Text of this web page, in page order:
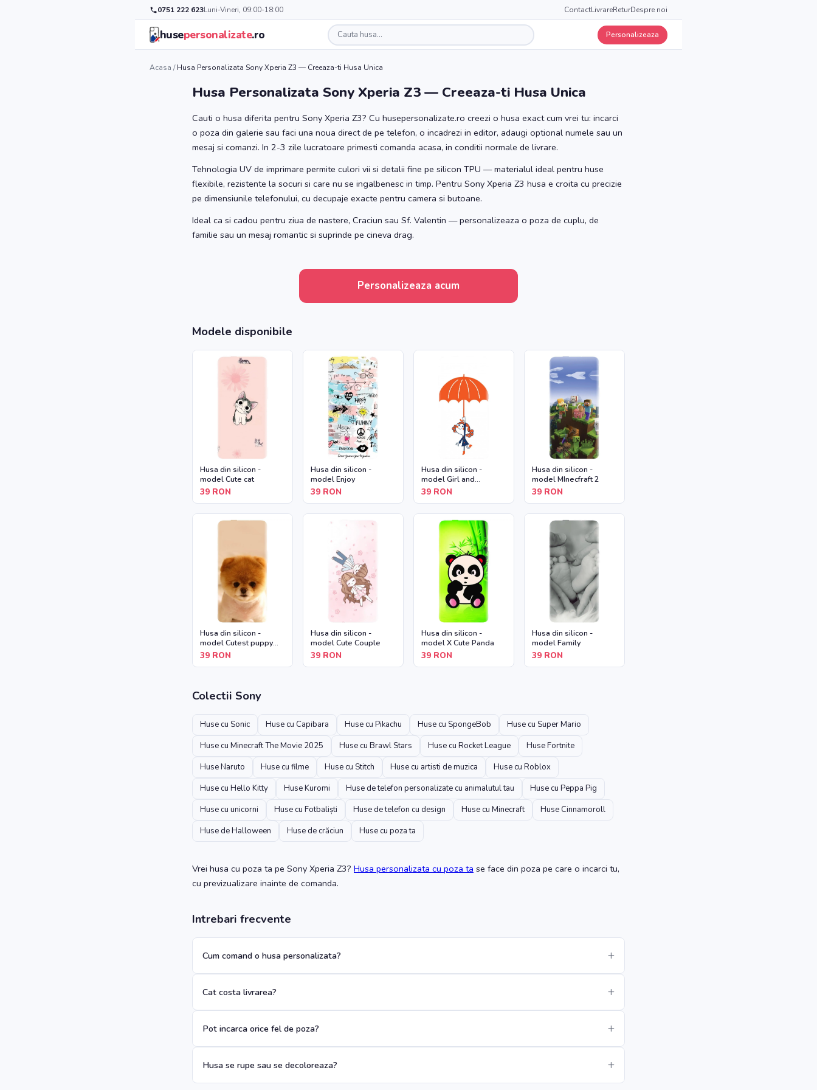
0751 222 623Luni-Vineri, 09:00-18:00 ContactLivrareReturDespre noi
husepersonalizate.ro Personalizeaza
Acasa /Husa Personalizata Sony Xperia Z3 — Creeaza-ti Husa Unica
Husa Personalizata Sony Xperia Z3 — Creeaza-ti Husa Unica
Cauti o husa diferita pentru Sony Xperia Z3? Cu husepersonalizate.ro creezi o husa exact cum vrei tu: incarci
o poza din galerie sau faci una noua direct de pe telefon, o incadrezi in editor, adaugi optional numele sau un
mesaj si comanzi. In 2-3 zile lucratoare primesti comanda acasa, in conditii normale de livrare.
Tehnologia UV de imprimare permite culori vii si detalii fine pe silicon TPU — materialul ideal pentru huse
flexibile, rezistente la socuri si care nu se ingalbenesc in timp. Pentru Sony Xperia Z3 husa e croita cu precizie
pe dimensiunile telefonului, cu decupaje exacte pentru camera si butoane.
Ideal ca si cadou pentru ziua de nastere, Craciun sau Sf. Valentin — personalizeaza o poza de cuplu, de
familie sau un mesaj romantic si suprinde pe cineva drag.
Personalizeaza acum
Modele disponibile
Husa din silicon -
model Cute cat
39 RON
Husa din silicon -
model Enjoy
39 RON
Husa din silicon -
model Girl and
Umbrella
39 RON
Husa din silicon -
model MInecfraft 2
39 RON
Husa din silicon -
model Cutest puppy
dog
39 RON
Husa din silicon -
model Cute Couple
39 RON
Husa din silicon -
model X Cute Panda
39 RON
Husa din silicon -
model Family
39 RON
Colectii Sony
Huse cu Sonic Huse cu Capibara Huse cu Pikachu Huse cu SpongeBob
Huse cu Super Mario
Huse cu Minecraft The Movie 2025
Huse cu Brawl Stars Huse cu Rocket League
Huse Fortnite
Huse Naruto
Huse cu filme Huse cu Stitch Huse cu artisti de muzica
Huse cu Roblox
Huse cu Hello Kitty
Huse Kuromi Huse de telefon personalizate cu animalutul tau
Huse cu Peppa Pig
Huse cu unicorni
Huse cu Fotbaliști Huse de telefon cu design Huse cu Minecraft
Huse Cinnamoroll
Huse de Halloween
Huse de crăciun Huse cu poza ta
Vrei husa cu poza ta pe Sony Xperia Z3? Husa personalizata cu poza ta se face din poza pe care o incarci tu,
cu previzualizare inainte de comanda.
Intrebari frecvente
Cum comand o husa personalizata?
Cat costa livrarea?
Pot incarca orice fel de poza?
Husa se rupe sau se decoloreaza?